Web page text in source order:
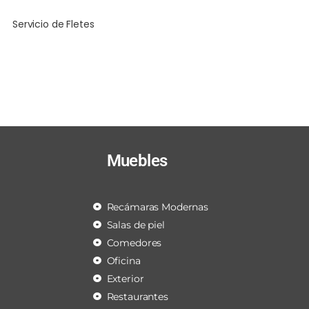
Servicio de Fletes
Muebles
Recámaras Modernas
Salas de piel
Comedores
Oficina
Exterior
Restaurantes